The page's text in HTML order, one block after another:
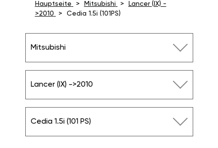
Hauptseite Mitsubishi
Lancer (IX) -
>2010
Cedia 1.5i (101PS)
Mitsubishi
Lancer (IX) ->2010
Cedia 1.5i (101 PS)